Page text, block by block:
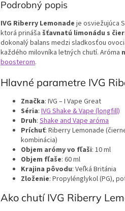
Podrobný popis
IVG Riberry Lemonade je osviežujúca
ktorá prináša šťavnatú limonádu s
dokonalý balans medzi sladkosťou
každého milovníka letných chutí. Aróma
boosterom.
Hlavné parametre IVG
Značka: IVG – I Vape Great
Séria: IVG Shake & Vape (longfill)
Druh: Shake and Vape aróma
Príchuť: Riberry Lemonade
kombinácia)
Objem arómy vo fľaši: 10 ml
Objem fľaše: 60 ml
Krajina pôvodu: Veľká Británia
Zloženie: Propylénglykol (PG),
Ako chutí IVG Riberry